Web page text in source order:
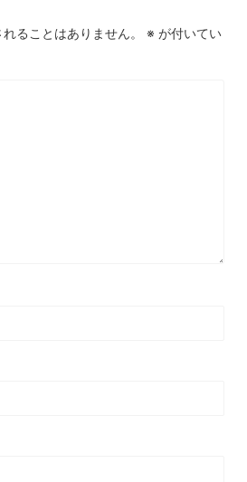
ることはありません。 ※ が付いてい